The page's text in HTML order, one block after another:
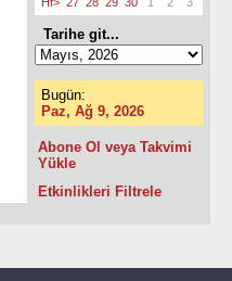
Tarihe git...
Bugün:
Paz, Ağ 9, 2026
Abone Ol veya Takvimi
Yükle
Etkinlikleri Filtrele